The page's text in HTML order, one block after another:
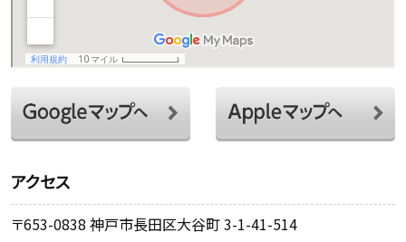
アクセス
〒653-0838 神戸市長田区大谷町 3-1-41-514